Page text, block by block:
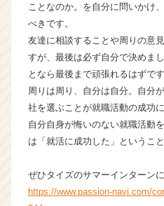
届
就
活
イ
ト
チ
ア
キ
リ
（C
ことなのか。を自分に問いかけ
べきです。
友達に相談することや周りの意
すが、最後は必ず自分で決めま
となら最後まで頑張れるはずです
周りは周り、自分は自分。自分
社を選ぶことが就職活動の成功
自分自身が悔いのない就職活動
は「就活に成功した」というこ
ぜひタイズのサマーインターン
https://www.passion-navi.com/